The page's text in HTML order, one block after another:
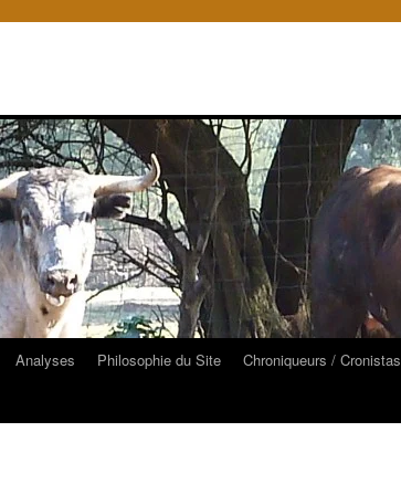
Analyses Philosophie du Site Chroniqueurs / Cronistas